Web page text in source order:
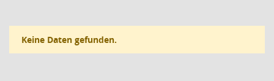
Keine Daten gefunden.